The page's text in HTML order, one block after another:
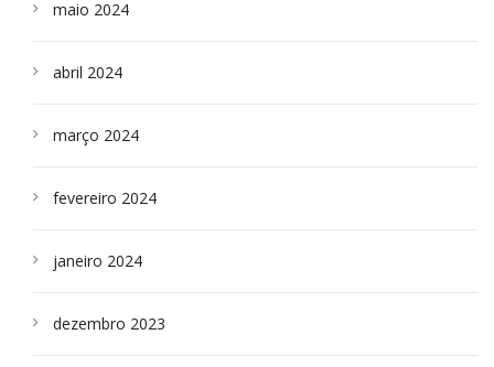
maio 2024
abril 2024
março 2024
fevereiro 2024
janeiro 2024
dezembro 2023